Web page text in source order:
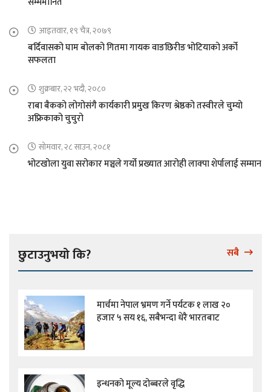
आइतवार, १९ चैत्र, २०७९
बर्दिवासको घाम बोलको गितमा गायक वाङछिरीङ भोटियाको अर्को
सफलता
शुक्रबार, २२ भदौ, २०८०
राबा बैकको लोगोसंगै कार्यकारी प्रमुख किरण श्रेष्ठको तस्वीरले चुम्यो
अफ्रिकाको चुचुरो
सोमवार, २८ साउन, २०८१
भोटखोला युवा सरोकार मञ्चले गर्यो प्रख्यात आरोही लाक्पा शेर्पालाई सम्मान
छुटाउनुभयो कि? सबै
मार्चमा नेपाल भ्रमण गर्ने पर्यटक १ लाख २०
हजार ५ सय १६, सबैभन्दा धेरै भारतबाट
इन्धनको मूल्य दोब्बरले वृद्धि